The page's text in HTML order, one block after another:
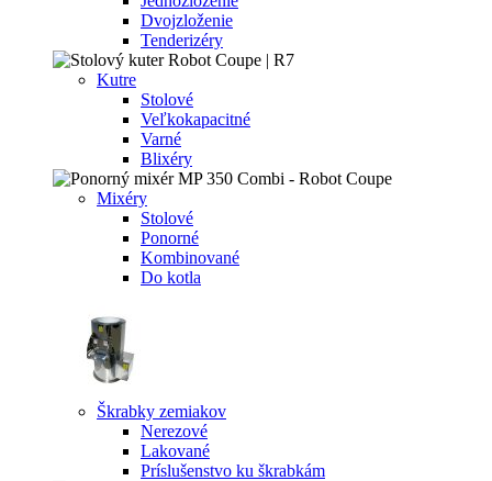
Dvojzloženie
Tenderizéry
Kutre
Stolové
Veľkokapacitné
Varné
Blixéry
Mixéry
Stolové
Ponorné
Kombinované
Do kotla
Škrabky zemiakov
Nerezové
Lakované
Príslušenstvo ku škrabkám